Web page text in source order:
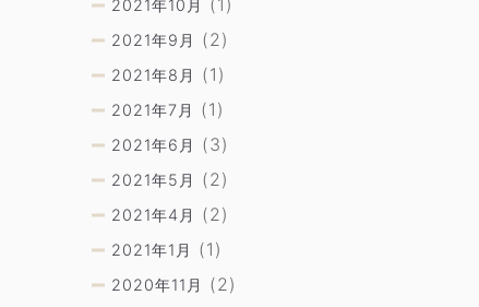
2021年10月 (1)
2021年9月 (2)
2021年8月 (1)
2021年7月 (1)
2021年6月 (3)
2021年5月 (2)
2021年4月 (2)
2021年1月 (1)
2020年11月 (2)